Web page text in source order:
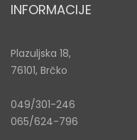
INFORMACIJE
Plazuljska 18,
76101, Brčko
049/301-246
065/624-796